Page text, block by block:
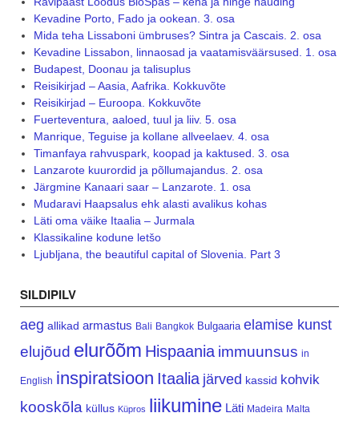
Kevadine Porto, Fado ja ookean. 3. osa
Mida teha Lissaboni ümbruses? Sintra ja Cascais. 2. osa
Kevadine Lissabon, linnaosad ja vaatamisväärsused. 1. osa
Budapest, Doonau ja talisuplus
Reisikirjad – Aasia, Aafrika. Kokkuvõte
Reisikirjad – Euroopa. Kokkuvõte
Fuerteventura, aaloed, tuul ja liiv. 5. osa
Manrique, Teguise ja kollane allveelaev. 4. osa
Timanfaya rahvuspark, koopad ja kaktused. 3. osa
Lanzarote kuurordid ja põllumajandus. 2. osa
Järgmine Kanaari saar – Lanzarote. 1. osa
Mudaravi Haapsalus ehk alasti avalikus kohas
Läti oma väike Itaalia – Jurmala
Klassikaline kodune letšo
Ljubljana, the beautiful capital of Slovenia. Part 3
SILDIPILV
aeg allikad armastus Bali Bangkok Bulgaaria elamise kunst
elujõud elurõõm Hispaania immuunsus in
English inspiratsioon Itaalia järved kassid kohvik
kooskõla küllus Küpros liikumine Läti Madeira Malta